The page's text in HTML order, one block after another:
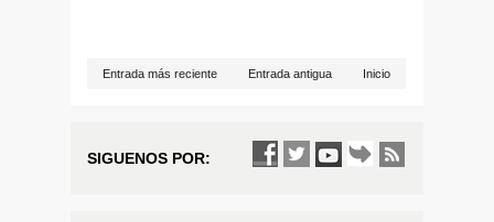
Entrada más reciente Entrada antigua Inicio
SIGUENOS POR: